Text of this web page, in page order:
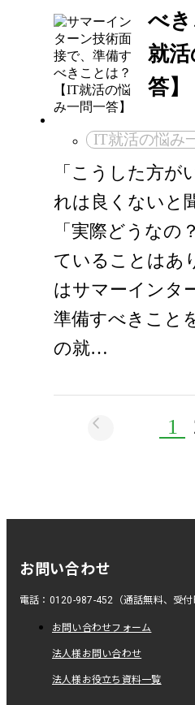
べ
就
答】
IT就活の悩み
「こうした方が
れは良くないと
「実際どうなの
ていることはあ
はサマーインタ
準備すべきこと
の就…
1
お問い合わせ
電話：0120-987-452（通話無料、受
お問い合わせフォーム
法人様お問い合わせ
法人様お役立ち資料一覧